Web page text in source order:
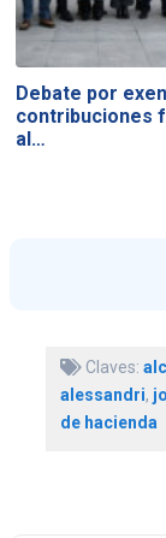
Debate por
contribuciones
al…
Claves:
alessandri,
de hacienda